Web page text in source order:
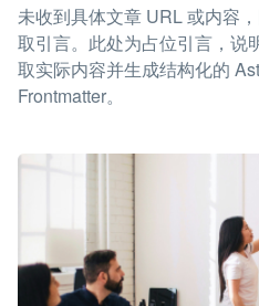
未收到具体文章 URL 或内容
取引言。此处为占位引言，说
取实际内容并生成结构化的
Frontmatter。